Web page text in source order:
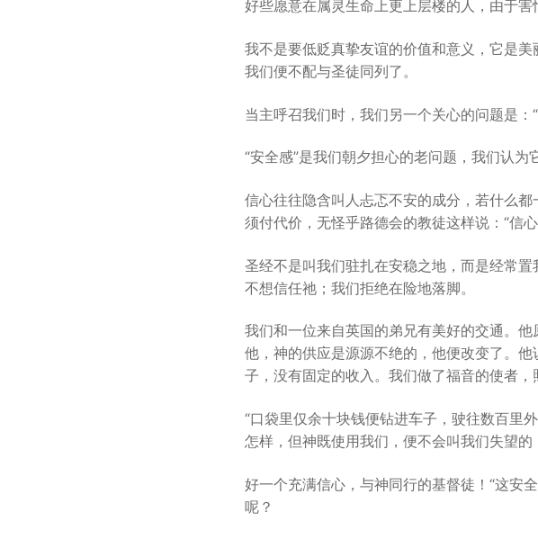
好些愿意在属灵生命上更上层楼的人，由于
我不是要低贬真挚友谊的价值和意义，它是
我们便不配与圣徒同列了。
当主呼召我们时，我们另一个关心的问题是：
“安全感”是我们朝夕担心的老问题，我们认为
信心往往隐含叫人忐忑不安的成分，若什么
须付代价，无怪乎路德会的教徒这样说：“信
圣经不是叫我们驻扎在安稳之地，而是经常
不想信任祂；我们拒绝在险地落脚。
我们和一位来自英国的弟兄有美好的交通。
他，神的供应是源源不绝的，他便改变了。
子，没有固定的收入。我们做了福音的使者，
“口袋里仅余十块钱便钻进车子，驶往数百里
怎样，但神既使用我们，便不会叫我们失望
好一个充满信心，与神同行的基督徒！“这安
呢？